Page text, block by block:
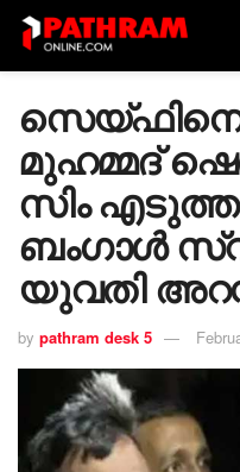
മുഹമ്മദ്
സിം
ബംഗാൾ
യുവതി
by pathram desk 5